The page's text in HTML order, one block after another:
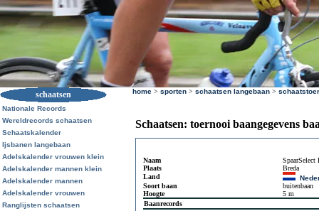
schaatsen
Nationale Records
Wereldrecords schaatsen
Schaatskalender
Ijsbanen langebaan
Adelskalender vrouwen klein
Adelskalender mannen klein
Adelskalender mannen
Adelskalender vrouwen
Ranglijsten schaatsen
home > sporten > schaatsen langebaan >
Schaatsen: toernooi baangegevens
Naam
SpaarSelect
Plaats
Breda
Land
Soort baan
buitenbaan
Hoogte
5 m
Baanrecords